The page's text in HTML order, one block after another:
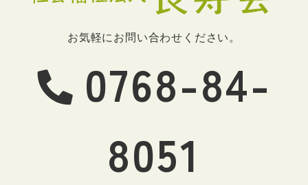
お気軽にお問い合わせください。
0768-84-
8051